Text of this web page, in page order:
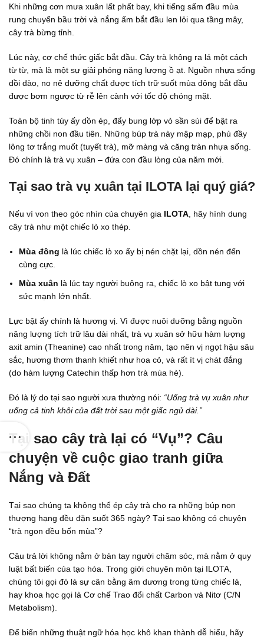
Khi những cơn mưa xuân lất phất bay, khi tiếng sấm đầu mùa
rung chuyển bầu trời và nắng ấm bắt đầu len lỏi qua tầng mây,
cây trà bừng tỉnh.
Lúc này, cơ chế thức giấc bắt đầu. Cây trà không ra lá một cách
từ từ, mà là một sự giải phóng năng lượng ồ ạt. Nguồn nhựa sống
dồi dào, no nê dưỡng chất được tích trữ suốt mùa đông bắt đầu
được bơm ngược từ rễ lên cành với tốc độ chóng mặt.
Toàn bộ tinh túy ấy dồn ép, đẩy bung lớp vỏ sần sùi để bật ra
những chồi non đầu tiên. Những búp trà này mập mạp, phủ đầy
lông tơ trắng muốt (tuyết trà), mỡ màng và căng tràn nhựa sống.
Đó chính là trà vụ xuân – đứa con đầu lòng của năm mới.
Tại sao trà vụ xuân tại ILOTA lại quý giá?
Nếu ví von theo góc nhìn của chuyên gia ILOTA , hãy hình dung
cây trà như một chiếc lò xo thép.
Mùa đông là lúc chiếc lò xo ấy bị nén chặt lại, dồn nén đến
cùng cực.
Mùa xuân là lúc tay người buông ra, chiếc lò xo bật tung với
sức mạnh lớn nhất.
Lực bật ấy chính là hương vị. Vì được nuôi dưỡng bằng nguồn
năng lượng tích trữ lâu dài nhất, trà vụ xuân sở hữu hàm lượng
axit amin (Theanine) cao nhất trong năm, tạo nên vị ngọt hậu sâu
sắc, hương thơm thanh khiết như hoa cỏ, và rất ít vị chát đắng
(do hàm lượng Catechin thấp hơn trà mùa hè).
Đó là lý do tại sao người xưa thường nói: “Uống trà vụ xuân như
uống cả tinh khôi của đất trời sau một giấc ngủ dài.”
Tại sao cây trà lại có “Vụ”? Câu
chuyện về cuộc giao tranh giữa
Nắng và Đất
Tại sao chúng ta không thể ép cây trà cho ra những búp non
thượng hạng đều đặn suốt 365 ngày? Tại sao không có chuyện
“trà ngon đều bốn mùa”?
Câu trả lời không nằm ở bàn tay người chăm sóc, mà nằm ở quy
luật bất biến của tạo hóa. Trong giới chuyên môn tại ILOTA,
chúng tôi gọi đó là sự cân bằng âm dương trong từng chiếc lá,
hay khoa học gọi là Cơ chế Trao đổi chất Carbon và Nitơ (C/N
Metabolism).
Để biến những thuật ngữ hóa học khô khan thành dễ hiểu, hãy